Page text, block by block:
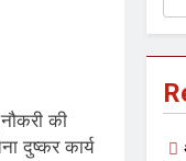
की
दुष्कर कार्य